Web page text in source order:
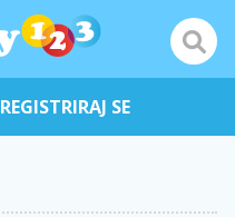
REGISTRIRAJ SE